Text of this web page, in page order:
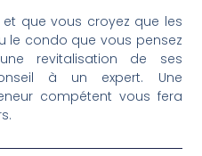
que vous croyez que les
le condo que vous pensez
revitalisation de ses
à un expert. Une
compétent vous fera